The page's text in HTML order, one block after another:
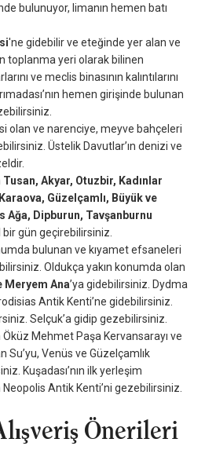
bulunuyor, limanın hemen batı
'ne gidebilir ve eteğinde yer alan ve
toplanma yeri olarak bilinen
ve meclis binasının kalıntılarını
hemen girişinde bulunan
olan ve narenciye, meyve bahçeleri
Üstelik Davutlar’ın denizi ve
Tusan, Akyar, Otuzbir, Kadınlar
Güzelçamlı, Büyük ve
Ağa, Dipburun, Tavşanburnu
bir gün geçirebilirsiniz.
bulunan ve kıyamet efsaneleri
Oldukça yakın konumda olan
Meryem Ana’ya gidebilirsiniz. Dydma
Antik Kenti’ne gidebilirsiniz.
Selçuk’a gidip gezebilirsiniz.
Öküz Mehmet Paşa Kervansarayı ve
Su’yu, Venüs ve Güzelçamlık
Kuşadası’nın ilk yerleşim
Antik Kenti’ni gezebilirsiniz.
Önerileri